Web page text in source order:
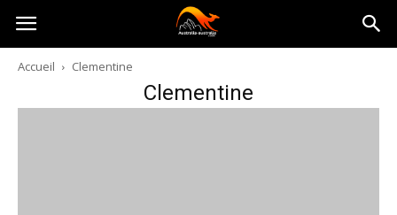
Australia-
australie.com
Accueil Clementine
Clementine